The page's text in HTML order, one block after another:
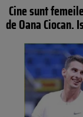
Cine sunt
de Oana